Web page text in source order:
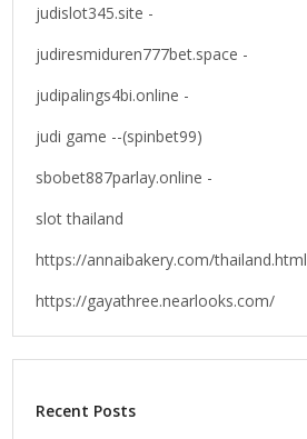
judislot345.site -
judiresmiduren777bet.space -
judipalings4bi.online -
judi game --(spinbet99)
sbobet887parlay.online -
slot thailand
https://annaibakery.com/thailand.html
https://gayathree.nearlooks.com/
Recent Posts